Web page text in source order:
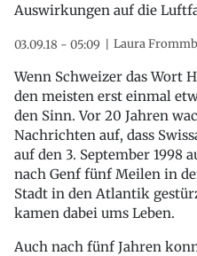
Auswirkungen auf die
03.09.18 - 05:09 Laura
Wenn Schweizer das Wort
den meisten erst einmal
den Sinn. Vor 20 Jahren
Nachrichten auf, dass
auf den 3. September 1998
nach Genf fünf Meilen in
Stadt in den Atlantik
kamen dabei ums Leben.
Auch nach fünf Jahren